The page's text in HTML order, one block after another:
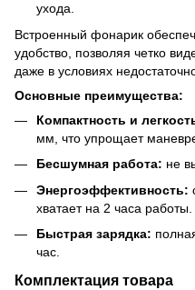
ухода.
Встроенный фонарик
удобство, позволяя четко
даже в условиях
Основные преимущества:
Компактность и
мм, что упрощает
Бесшумная работа: не
Энергоэффективность:
хватает на 2 часа работы.
Быстрая зарядка:
час.
Комплектация товара